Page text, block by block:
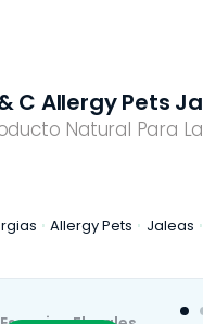
De Tu Gato:
30 G.
Salud y Bienestar